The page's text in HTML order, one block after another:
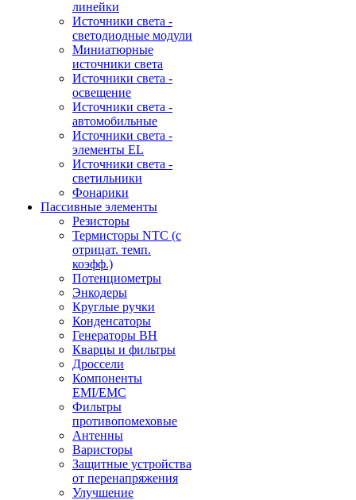
линейки
Источники света -
светодиодные модули
Миниатюрные
источники света
Источники света -
освещение
Источники света -
автомобильные
Источники света -
элементы EL
Источники света -
светильники
Фонарики
Пассивные элементы
Резисторы
Термисторы NTC (с
отрицат. темп.
коэфф.)
Потенциометры
Энкодеры
Круглые ручки
Конденсаторы
Генераторы ВН
Кварцы и фильтры
Дроссели
Компоненты
EMI/EMC
Фильтры
противопомеховые
Антенны
Варисторы
Защитные устройства
от перенапряжения
Улучшение